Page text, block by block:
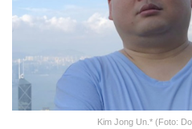
Kim Jong Un.* (Foto: